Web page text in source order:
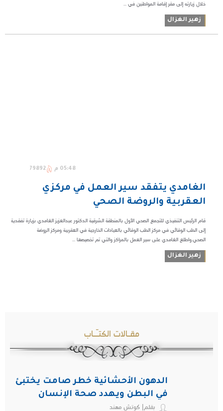
خلال زيارته إلى مقر إقامة المواطنين في ...
زهير الغزال
05:48 م 79892
الغامدي يتفقد سير العمل في مركزي
العقربية والروضة الصحي
قام الرئيس التنفيذي للتجمع الصحي الأول بالمنطقة الشرقية الدكتور عبدالعزيز الغامدي بزيارة تفقدية
إلى الطب الوقائي في مركز الطب الوقائي بالعيادات الخارجية في العقربية ومركز الروضة
الصحي.واطلع الغامدي على سير العمل بالمراكز والتي تم تخصيصها ...
زهير الغزال
مقـالات الكتـّـاب
الدهون الأحشائية خطر صامت يختبئ
في البطن ويهدد صحة الإنسان
بقلم| كوتش مهند